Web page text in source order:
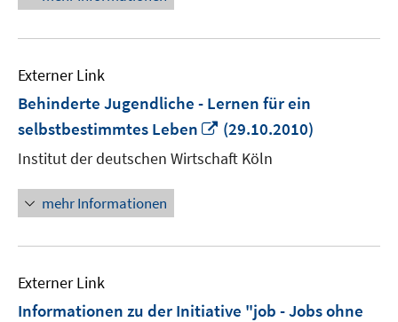
Externer Link
Behinderte Jugendliche - Lernen für ein
selbstbestimmtes Leben
In
neuem
Fenster
(29.10.2010)
Institut der deutschen Wirtschaft Köln
mehr Informationen
Externer Link
Informationen zu der Initiative "job - Jobs ohne